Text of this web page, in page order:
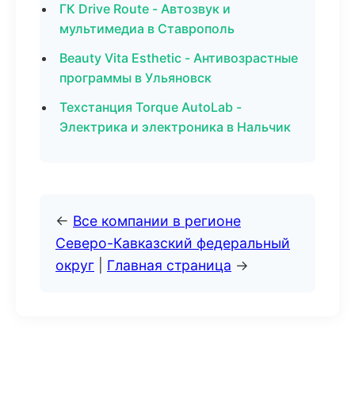
ГК Drive Route - Автозвук и
мультимедиа в Ставрополь
Beauty Vita Esthetic - Антивозрастные
программы в Ульяновск
Техстанция Torque AutoLab -
Электрика и электроника в Нальчик
← Все компании в регионе
Северо-Кавказский федеральный
округ
Главная страница →